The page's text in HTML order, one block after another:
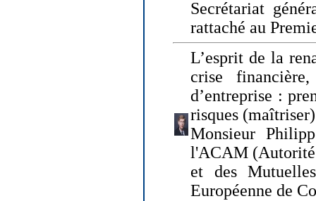
Secrétariat
rattaché au
L’esprit de la
crise
d’entreprise :
risques
Monsieur
l'ACAM (Autorité
et des
Européenne de